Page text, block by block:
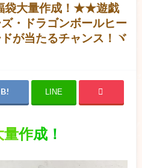
大量作成！★★遊戯
・ドラゴンボールヒー
が当たるチャンス！ヾ
LINE
量作成！